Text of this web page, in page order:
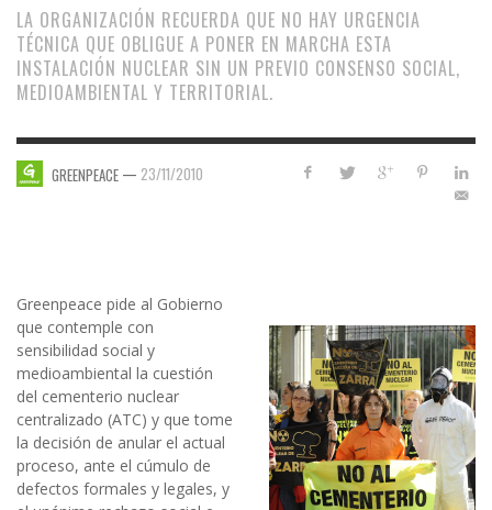
LA ORGANIZACIÓN RECUERDA QUE NO HAY URGENCIA
TÉCNICA QUE OBLIGUE A PONER EN MARCHA ESTA
INSTALACIÓN NUCLEAR SIN UN PREVIO CONSENSO SOCIAL,
MEDIOAMBIENTAL Y TERRITORIAL.
GREENPEACE — 23/11/2010
Greenpeace pide al Gobierno
que contemple con
sensibilidad social y
medioambiental la cuestión
del cementerio nuclear
centralizado (ATC) y que tome
la decisión de anular el actual
proceso, ante el cúmulo de
defectos formales y legales, y